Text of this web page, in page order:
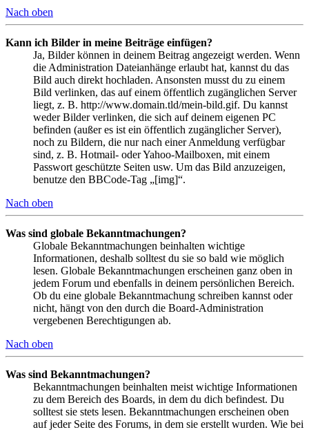
Nach oben
Kann ich Bilder in meine Beiträge einfügen?
Ja, Bilder können in deinem Beitrag angezeigt werden. Wenn
die Administration Dateianhänge erlaubt hat, kannst du das
Bild auch direkt hochladen. Ansonsten musst du zu einem
Bild verlinken, das auf einem öffentlich zugänglichen Server
liegt, z. B. http://www.domain.tld/mein-bild.gif. Du kannst
weder Bilder verlinken, die sich auf deinem eigenen PC
befinden (außer es ist ein öffentlich zugänglicher Server),
noch zu Bildern, die nur nach einer Anmeldung verfügbar
sind, z. B. Hotmail- oder Yahoo-Mailboxen, mit einem
Passwort geschützte Seiten usw. Um das Bild anzuzeigen,
benutze den BBCode-Tag „[img]“.
Nach oben
Was sind globale Bekanntmachungen?
Globale Bekanntmachungen beinhalten wichtige
Informationen, deshalb solltest du sie so bald wie möglich
lesen. Globale Bekanntmachungen erscheinen ganz oben in
jedem Forum und ebenfalls in deinem persönlichen Bereich.
Ob du eine globale Bekanntmachung schreiben kannst oder
nicht, hängt von den durch die Board-Administration
vergebenen Berechtigungen ab.
Nach oben
Was sind Bekanntmachungen?
Bekanntmachungen beinhalten meist wichtige Informationen
zu dem Bereich des Boards, in dem du dich befindest. Du
solltest sie stets lesen. Bekanntmachungen erscheinen oben
auf jeder Seite des Forums, in dem sie erstellt wurden. Wie bei